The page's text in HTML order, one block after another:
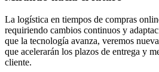
La logística en tiempos de compras
requiriendo cambios continuos y
que la tecnología avanza, veremos
que acelerarán los plazos de entrega y
cliente.